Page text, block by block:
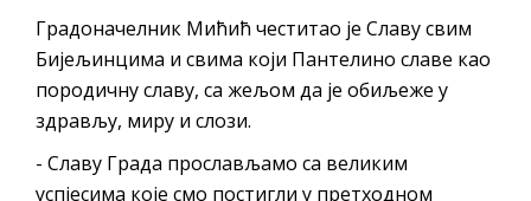
Градоначелник Мићић честитао је Славу свим
Бијељинцима и свима који Пантелино славе као
породичну славу, са жељом да је обиљеже у
здрављу, миру и слози.
- Славу Града прослављамо са великим
успјесима које смо постигли у претходном